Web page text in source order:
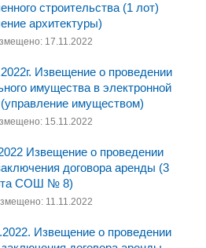
строительства (1 лот)
архитектуры)
17.11.2022
Извещение о проведении
имущества в электронной
имуществом)
15.11.2022
Извещение о проведении
договора аренды (3
СОШ № 8)
11.11.2022
Извещение о проведении